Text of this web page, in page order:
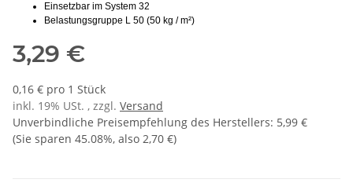
Einsetzbar im System 32
Belastungsgruppe L 50 (50 kg / m²)
3,29 €
0,16 € pro 1 Stück
inkl. 19% USt. , zzgl. Versand
Unverbindliche Preisempfehlung des Herstellers: 5,99 €
(Sie sparen 45.08%, also 2,70 €)